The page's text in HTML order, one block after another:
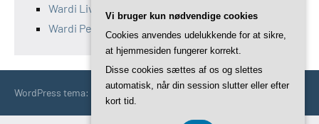
Wardi Livsstil
Wardi Penge
WordPress tema: Occasio by ThemeZee.
Vi bruger kun nødvendige cookies
Cookies anvendes udelukkende for at sikre,
at hjemmesiden fungerer korrekt.
Disse cookies sættes af os og slettes
automatisk, når din session slutter eller efter
kort tid.